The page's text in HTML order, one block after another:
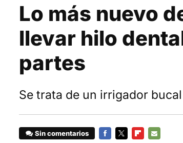
Lo más nuevo
llevar hilo
partes
Se trata de un irrigador
Sin comentarios